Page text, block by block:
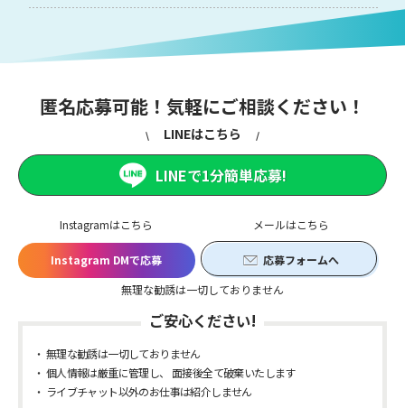
匿名応募可能！気軽にご相談ください！
Instagramはこちら
Instagram DMで応募
メールはこちら
応募フォームへ
無理な勧誘は一切しておりません
LINEはこちら
LINEで1分簡単応募!
ご安心ください!
無理な勧誘は一切しておりません
個人情報は厳重に管理し、 面接後全て破棄いたします
ライブチャット以外のお仕事は紹介しません